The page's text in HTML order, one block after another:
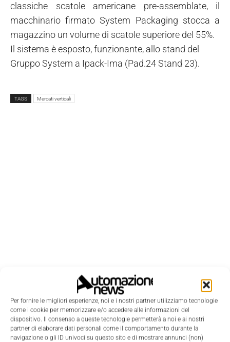
Per fornire le migliori esperienze, noi e i nostri partner utilizziamo tecnologie
come i cookie per memorizzare e/o accedere alle informazioni del
dispositivo. Il consenso a queste tecnologie permetterà a noi e ai nostri
partner di elaborare dati personali come il comportamento durante la
navigazione o gli ID univoci su questo sito e di mostrare annunci (non)
LEGGI LA RIVISTA ⇢
classiche scatole americane pre-assemblate, il
macchinario firmato System Packaging stocca a
magazzino un volume di scatole superiore del 55%.
Il sistema è esposto, funzionante, allo stand del
Gruppo System a Ipack-Ima (Pad.24 Stand 23).
TAGS Mercati verticali